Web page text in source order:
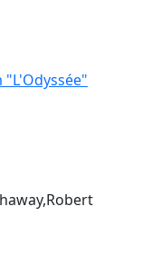
"L'Odyssée"